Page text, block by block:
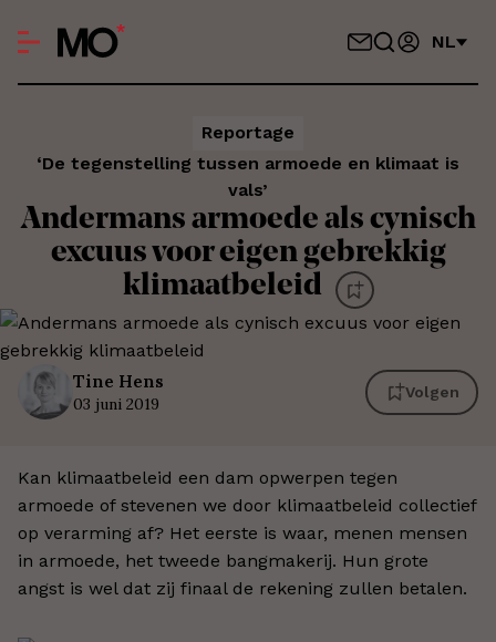
NL
Reportage
‘De tegenstelling tussen armoede en klimaat is
vals’
Andermans armoede als cynisch
excuus voor eigen gebrekkig
klimaatbeleid
Tine Hens
03 juni 2019
Volgen
Kan klimaatbeleid een dam opwerpen tegen
armoede of stevenen we door klimaatbeleid collectief
op verarming af? Het eerste is waar, menen mensen
in armoede, het tweede bangmakerij. Hun grote
angst is wel dat zij finaal de rekening zullen betalen.